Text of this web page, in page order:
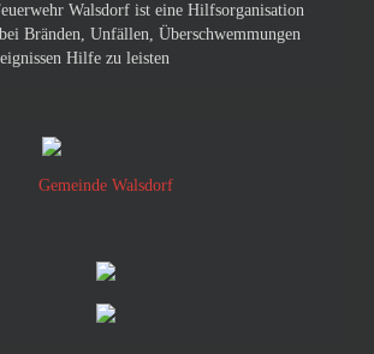
Walsdorf ist eine Hilfsorganisation
Bränden, Unfällen, Überschwemmungen
Hilfe zu leisten
Gemeinde Walsdorf